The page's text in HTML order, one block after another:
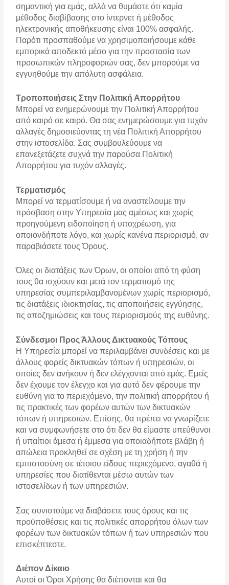
σημαντική για εμάς, αλλά να θυμάστε ότι καμία
μέθοδος διαβίβασης στο ίντερνετ ή μέθοδος
ηλεκτρονικής αποθήκευσης είναι 100% ασφαλής.
Παρότι προσπαθούμε να χρησιμοποιήσουμε κάθε
εμπορικά αποδεκτό μέσο για την προστασία των
προσωπικών πληροφοριών σας, δεν μπορούμε να
εγγυηθούμε την απόλυτη ασφάλεια.
Τροποποιήσεις Στην Πολιτική Απορρήτου
Μπορεί να ενημερώνουμε την Πολιτική Απορρήτου
από καιρό σε καιρό. Θα σας ενημερώσουμε για τυχόν
αλλαγές δημοσιεύοντας τη νέα Πολιτική Απορρήτου
στην ιστοσελίδα. Σας συμβουλεύουμε να
επανεξετάζετε συχνά την παρούσα Πολιτική
Απορρήτου για τυχόν αλλαγές.
Τερματισμός
Μπορεί να τερματίσουμε ή να αναστείλουμε την
πρόσβαση στην Υπηρεσία μας αμέσως και χωρίς
προηγούμενη ειδοποίηση ή υποχρέωση, για
οποιονδήποτε λόγο, και χωρίς κανένα περιορισμό, αν
παραβιάσετε τους Όρους.
Όλες οι διατάξεις των Όρων, οι οποίοι από τη φύση
τους θα ισχύουν και μετά τον τερματισμό της
υπηρεσίας συμπεριλαμβανομένων χωρίς περιορισμό,
τις διατάξεις ιδιοκτησίας, τις αποποιήσεις εγγύησης,
τις αποζημιώσεις και τους περιορισμούς της ευθύνης.
Σύνδεσμοι Προς Άλλους Δικτυακούς Τόπους
Η Υπηρεσία μπορεί να περιλαμβάνει συνδέσεις και με
άλλους φορείς δικτυακών τόπων ή υπηρεσιών, οι
οποίες δεν ανήκουν ή δεν ελέγχονται από εμάς. Εμείς
δεν έχουμε τον έλεγχο και για αυτό δεν φέρουμε την
ευθύνη για το περιεχόμενο, την πολιτική απορρήτου ή
τις πρακτικές των φορέων αυτών των δικτυακών
τόπων ή υπηρεσιών. Επίσης, θα πρέπει να γνωρίζετε
και να συμφωνήσετε στο ότι δεν θα είμαστε υπεύθυνοι
ή υπαίτιοι άμεσα ή έμμεσα για οποιαδήποτε βλάβη ή
απώλεια προκληθεί σε σχέση με τη χρήση ή την
εμπιστοσύνη σε τέτοιου είδους περιεχόμενο, αγαθά ή
υπηρεσίες που διατίθενται μέσω αυτών των
ιστοσελίδων ή των υπηρεσιών.
Σας συνιστούμε να διαβάσετε τους όρους και τις
προϋποθέσεις και τις πολιτικές απορρήτου όλων των
φορέων των δικτυακών τόπων ή των υπηρεσιών που
επισκέπτεστε.
Διέπον Δίκαιο
Αυτοί οι Όροι Χρήσης θα διέπονται και θα